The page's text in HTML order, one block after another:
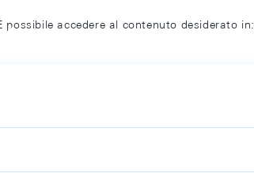
accedere al contenuto desiderato in: